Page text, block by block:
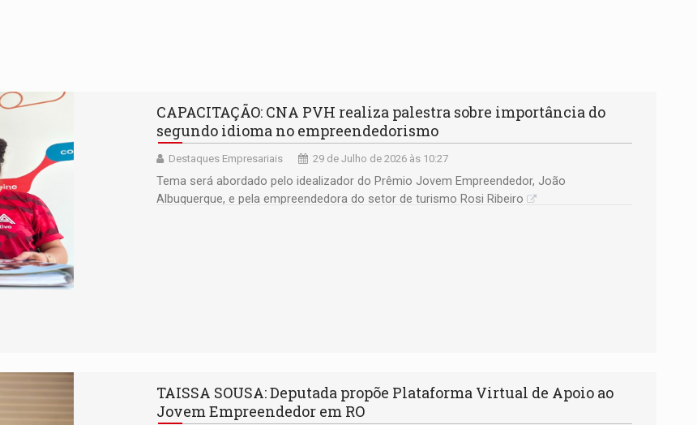
CAPACITAÇÃO: CNA PVH realiza palestra sobre importância do
segundo idioma no empreendedorismo
Destaques Empresariais 29 de Julho de 2026 às 10:27
Tema será abordado pelo idealizador do Prêmio Jovem Empreendedor, João
Albuquerque, e pela empreendedora do setor de turismo Rosi Ribeiro
TAISSA SOUSA: Deputada propõe Plataforma Virtual de Apoio ao
Jovem Empreendedor em RO